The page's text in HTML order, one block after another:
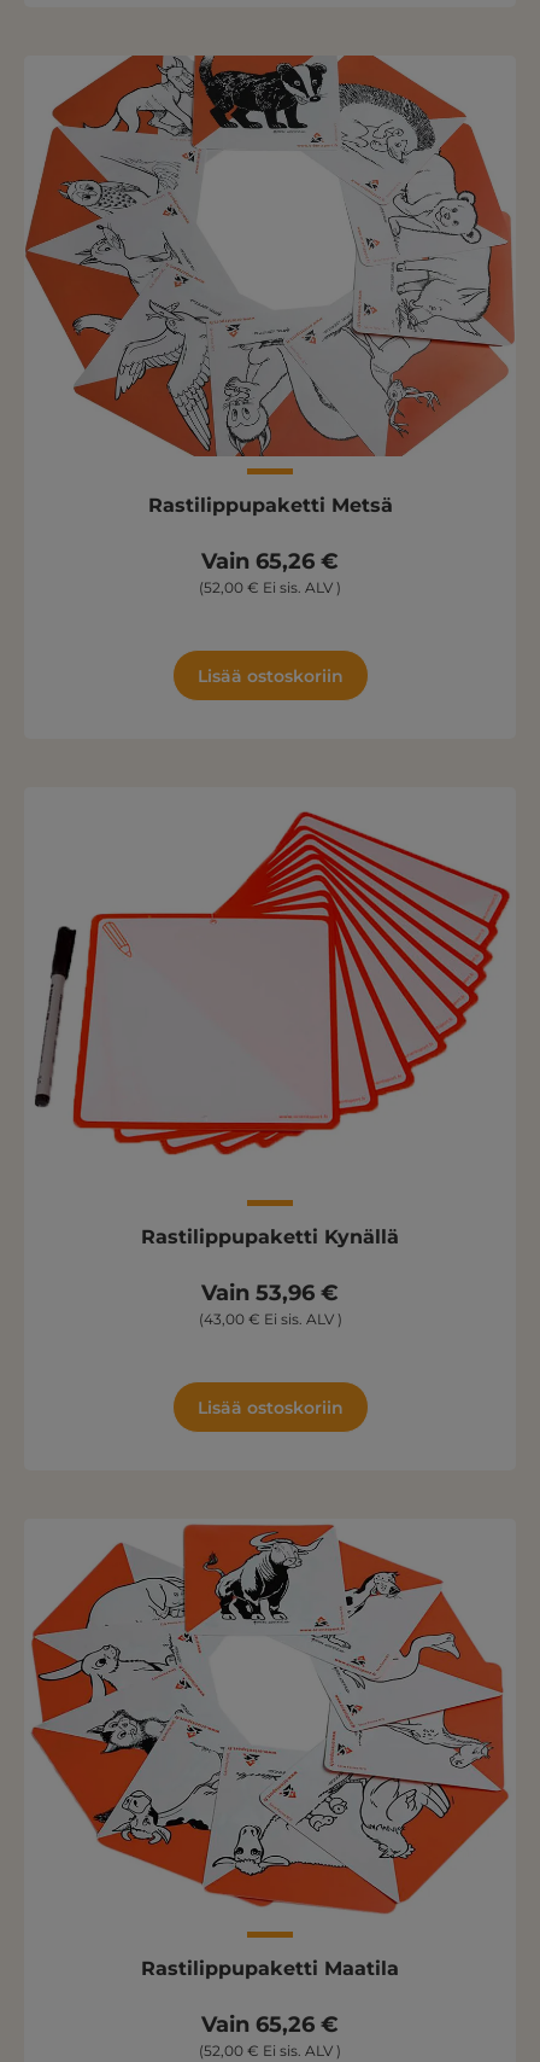
Rastilippupaketti Metsä
Vain 65,26 €
(52,00 € Ei sis. ALV )
Lisää ostoskoriin
Rastilippupaketti Kynällä
Vain 53,96 €
(43,00 € Ei sis. ALV )
Lisää ostoskoriin
Rastilippupaketti Maatila
Vain 65,26 €
(52,00 € Ei sis. ALV )